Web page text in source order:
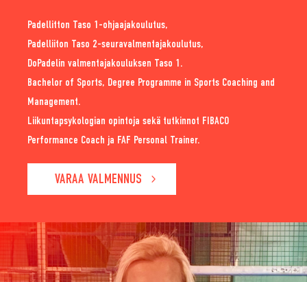
Padellitton Taso 1-ohjaajakoulutus,
Padelliiton Taso 2-seuravalmentajakoulutus,
DoPadelin valmentajakouluksen Taso 1.
Bachelor of Sports, Degree Programme in Sports Coaching and
Management.
Liikuntapsykologian opintoja sekä tutkinnot FIBACO
Performance Coach ja FAF Personal Trainer.
VARAA VALMENNUS